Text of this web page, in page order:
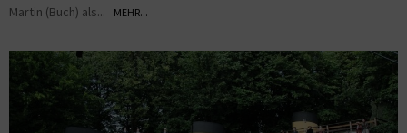
Martin (Buch) als...
MEHR...